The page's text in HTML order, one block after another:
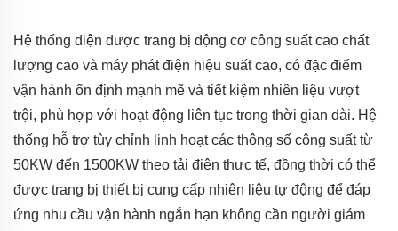
Hệ thống điện được trang bị động cơ công suất cao chất
lượng cao và máy phát điện hiệu suất cao, có đặc điểm
vận hành ổn định mạnh mẽ và tiết kiệm nhiên liệu vượt
trội, phù hợp với hoạt động liên tục trong thời gian dài. Hệ
thống hỗ trợ tùy chỉnh linh hoạt các thông số công suất từ
50KW đến 1500KW theo tải điện thực tế, đồng thời có thể
được trang bị thiết bị cung cấp nhiên liệu tự động để đáp
ứng nhu cầu vận hành ngắn hạn không cần người giám